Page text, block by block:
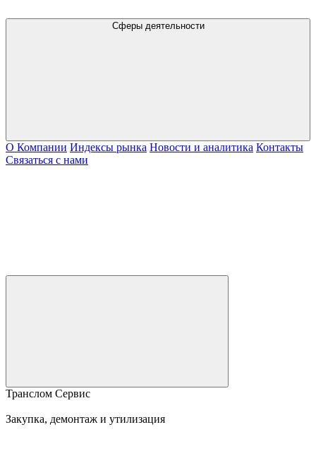
Сферы деятельности
О Компании Индексы рынка Новости и аналитика Контакты
Связаться с нами
Транслом Сервис
Закупка, демонтаж и утилизация